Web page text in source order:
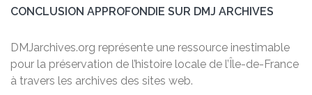
CONCLUSION APPROFONDIE SUR DMJ ARCHIVES
DMJarchives.org représente une ressource inestimable
pour la préservation de l’histoire locale de l’Île-de-France
à travers les archives des sites web.